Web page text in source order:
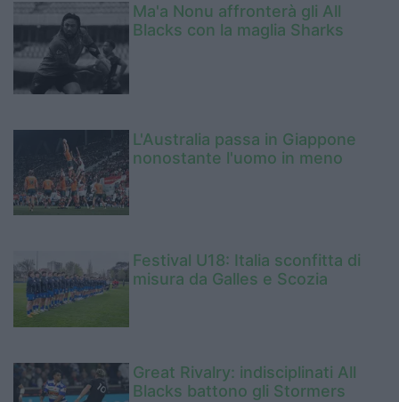
Ma'a Nonu affronterà gli All
Blacks con la maglia Sharks
L'Australia passa in Giappone
nonostante l'uomo in meno
Festival U18: Italia sconfitta di
misura da Galles e Scozia
Great Rivalry: indisciplinati All
Blacks battono gli Stormers